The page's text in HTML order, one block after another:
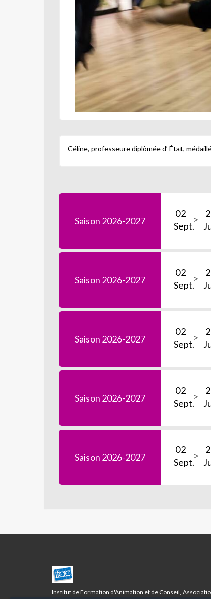
Céline, professeure diplômée d’ État,
Saison 2026-2027
02
Sept.
Saison 2026-2027
02
Sept.
Saison 2026-2027
02
Sept.
Saison 2026-2027
02
Sept.
Saison 2026-2027
02
Sept.
CENTRE
CAMOINS/EOURES
LA
Institut de Formation d'Animation et de Conseil,